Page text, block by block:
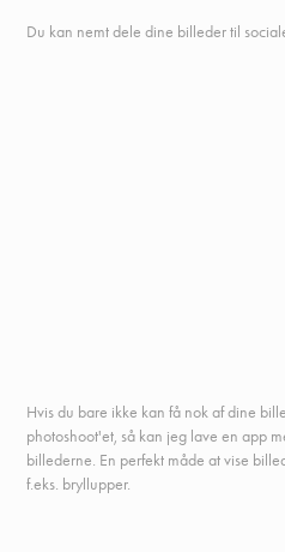
Du kan nemt dele dine billeder til
Hvis du bare ikke kan få nok af dine
photoshoot'et, så kan jeg lave en app
billederne. En perfekt måde at vise
f.eks. bryllupper.